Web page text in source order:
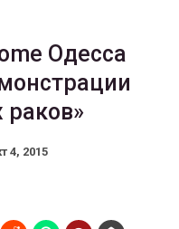
Одесса
раков»
4, 2015